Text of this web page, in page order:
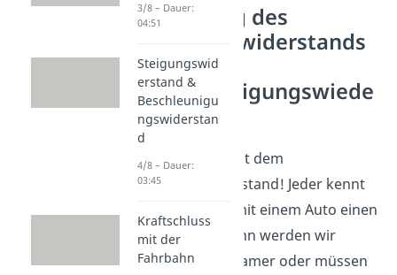
Herleitung des
Steigungswiderstands
und des
Beschleunigungswiede
rstands
Beginnen wir mit dem
Steigungswiderstand! Jeder kennt
es: Fahren wir mit einem Auto einen
Berg hinauf, dann werden wir
entweder langsamer oder müssen
3/8 – Dauer:
04:51
Steigungswid
erstand &
Beschleunigu
ngswiderstan
d
4/8 – Dauer:
03:45
Kraftschluss
mit der
Fahrbahn